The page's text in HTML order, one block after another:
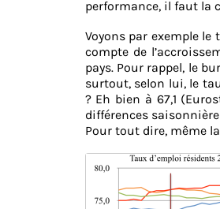
performance, il faut la
Voyons par exemple
compte de
pays. Pour rappel, le
surtout, selon lui, le
? Eh bien à 67,1
différences
Pour tout dire, même